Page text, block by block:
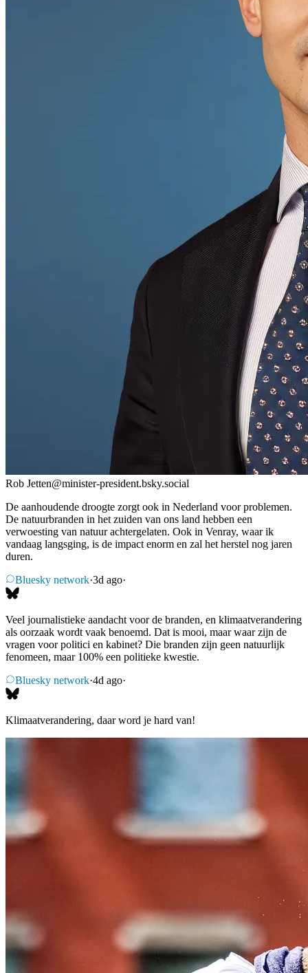
Rob Jetten@minister-president.bsky.social
De aanhoudende droogte zorgt ook in Nederland voor problemen.
De natuurbranden in het zuiden van ons land hebben een
verwoesting van natuur achtergelaten. Ook in Venray, waar ik
vandaag langsging, is de impact enorm en zal het herstel nog jaren
duren.
Bluesky network·3d ago·
Veel journalistieke aandacht voor de branden, en klimaatverandering
als oorzaak wordt vaak benoemd. Dat is mooi, maar waar zijn de
vragen voor politici en kabinet? Die branden zijn geen natuurlijk
fenomeen, maar 100% een politieke kwestie.
Bluesky network·4d ago·
Klimaatverandering, daar word je hard van!